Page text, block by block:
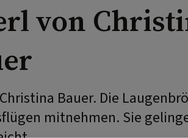
von
Bauer. Die
mitnehmen. Sie